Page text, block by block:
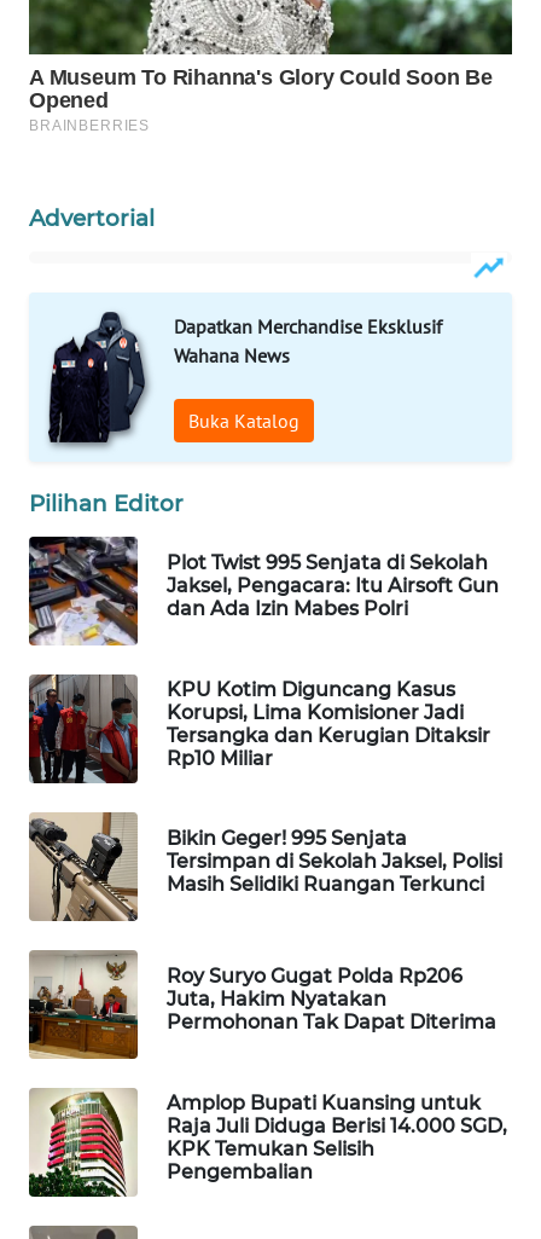
Advertorial
Dapatkan Merchandise Eksklusif
Wahana News
Buka Katalog
Pilihan Editor
Plot Twist 995 Senjata di Sekolah
Jaksel, Pengacara: Itu Airsoft Gun
dan Ada Izin Mabes Polri
KPU Kotim Diguncang Kasus
Korupsi, Lima Komisioner Jadi
Tersangka dan Kerugian Ditaksir
Rp10 Miliar
Bikin Geger! 995 Senjata
Tersimpan di Sekolah Jaksel, Polisi
Masih Selidiki Ruangan Terkunci
Roy Suryo Gugat Polda Rp206
Juta, Hakim Nyatakan
Permohonan Tak Dapat Diterima
Amplop Bupati Kuansing untuk
Raja Juli Diduga Berisi 14.000 SGD,
KPK Temukan Selisih
Pengembalian
WAHANA
INFRASTRUKTUR
WAHANA
KONSUMEN
LISTRIK
WAHANA
TV
WAHANANEWS
WAHANANEWS
CO ID
WAHANANEWS
WAHANA
SPORT
WAHANA
UMKM
WAHANA
WAHANA
PERSONA
WAHANA
OTOMOTIF
WAHANA
HEALTH